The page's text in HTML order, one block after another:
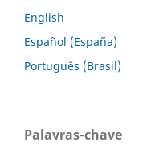
English
Español (España)
Português (Brasil)
Palavras-chave